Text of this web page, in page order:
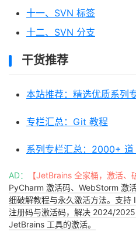
十一、SVN 标签
十二、SVN 分支
干货推荐
本站推荐：精选优质系列
专栏汇总：Git 教程
系列专栏汇总：2000+
AD： 【JetBrains 全家桶，激活、
PyCharm 激活码、WebStorm 激
细破解教程与永久激活方法。支持
注册码与激活码，解决 2024/
JetBrains 工具的激活。